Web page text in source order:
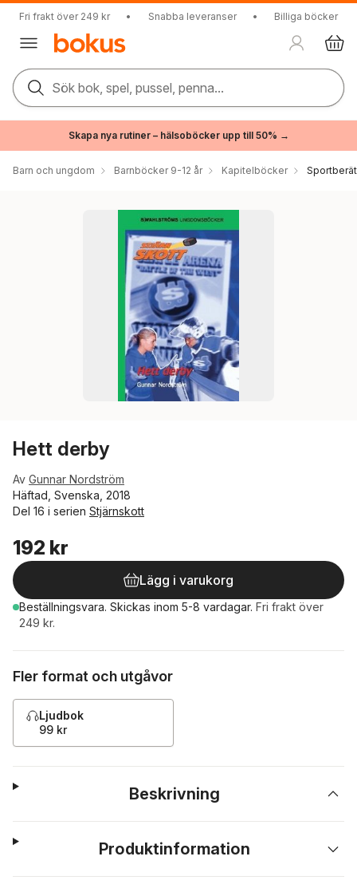
Fri frakt över 249 kr • Snabba leveranser • Billiga böcker
Sök bok, spel, pussel, penna...
Skapa nya rutiner – hälsoböcker upp till 50% →
Barn och ungdom Barnböcker 9-12 år Kapitelböcker
Hett derby
Av Gunnar Nordström
Häftad, Svenska, 2018
Del 16 i serien Stjärnskott
192 kr
Lägg i varukorg
Beställningsvara. Skickas inom 5-8 vardagar. Fri frakt över
249 kr.
Fler format och utgåvor
Ljudbok
99 kr
Beskrivning
Produktinformation